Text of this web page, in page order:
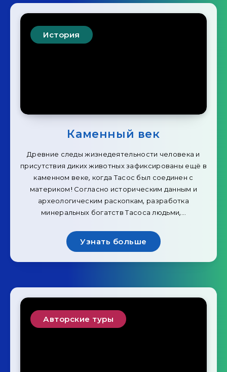
История
Каменный век
Древние следы жизнедеятельности человека и
присутствия диких животных зафиксированы ещё в
каменном веке, когда Тасос был соединен с
материком! Согласно историческим данным и
археологическим раскопкам, разработка
минеральных богатств Тасоса людьми,…
Узнать больше
Авторские туры